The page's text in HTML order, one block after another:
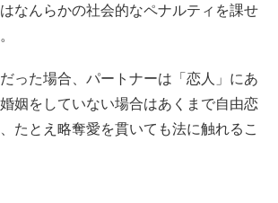
なんらかの社会的なペナルティを課せ
った場合、パートナーは「恋人」にあ
姻をしていない場合はあくまで自由恋
たとえ略奪愛を貫いても法に触れるこ